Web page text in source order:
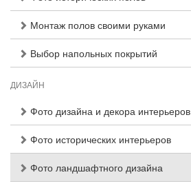
Монтаж полов своими руками
Выбор напольных покрытий
ДИЗАЙН
Фото дизайна и декора интерьеров
Фото исторических интерьеров
Фото ландшафтного дизайна